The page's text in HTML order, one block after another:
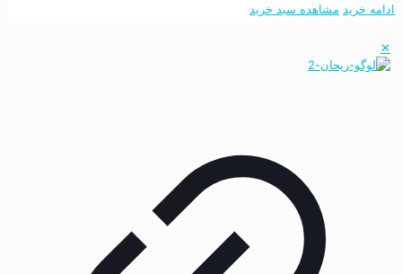
ادامه خرید مشاهده سبد خرید
✕